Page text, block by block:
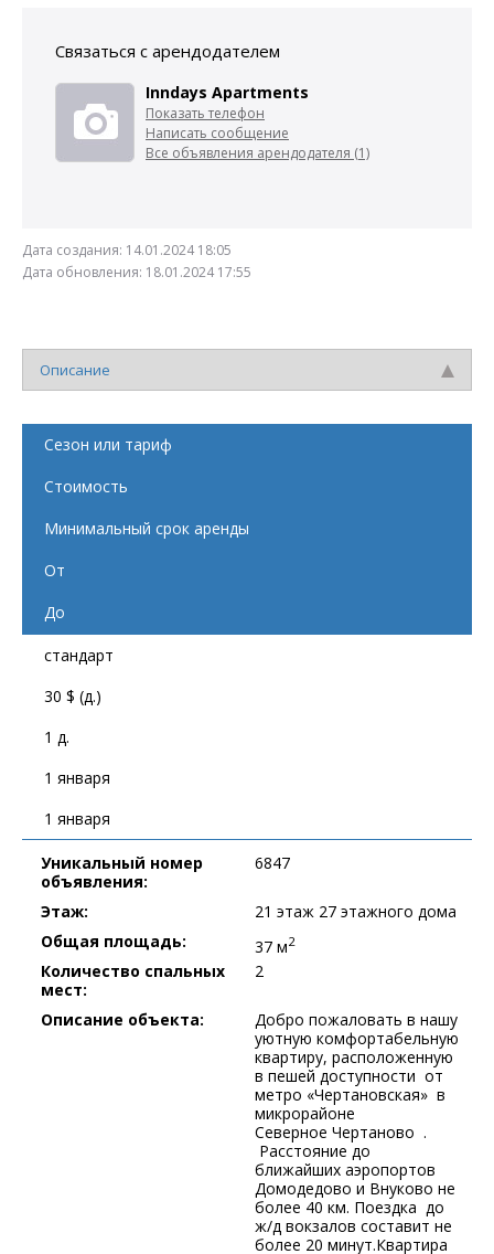
Связаться с арендодателем
Inndays Apartments
Показать телефон
Написать сообщение
Все объявления арендодателя (1)
Дата создания: 14.01.2024 18:05
Дата обновления: 18.01.2024 17:55
Описание
Сезон или тариф
Стоимость
Минимальный срок аренды
От
До
стандарт
30 $ (д.)
1 д.
1 января
1 января
Уникальный номер
объявления:
6847
Этаж:
21 этаж 27 этажного дома
Общая площадь:
37 м2
Количество спальных
мест:
2
Описание объекта:
Добро пожаловать в нашу
уютную комфортабельную
квартиру, расположенную
в пешей доступности от
метро «Чертановская» в
микрорайоне
Северное Чертаново .
Расстояние до
ближайших аэропортов
Домодедово и Внуково не
более 40 км. Поездка до
ж/д вокзалов составит не
более 20 минут.Квартира